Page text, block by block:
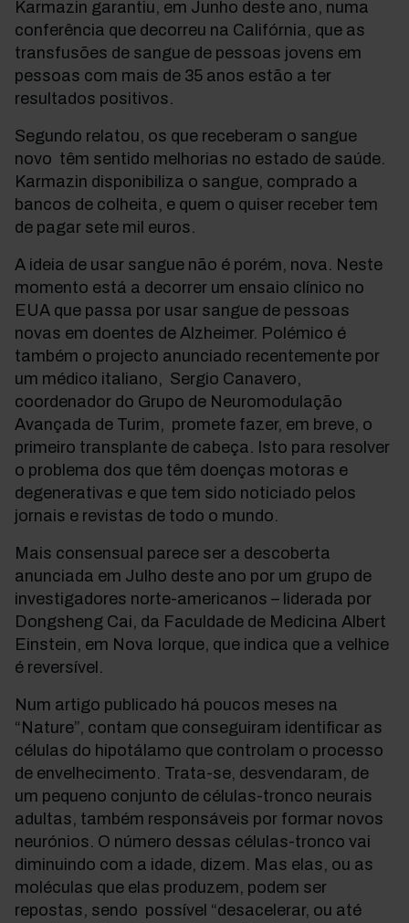
Karmazin garantiu, em Junho deste ano, numa
conferência que decorreu na Califórnia, que as
transfusões de sangue de pessoas jovens em
pessoas com mais de 35 anos estão a ter
resultados positivos.
Segundo relatou, os que receberam o sangue
novo têm sentido melhorias no estado de saúde.
Karmazin disponibiliza o sangue, comprado a
bancos de colheita, e quem o quiser receber tem
de pagar sete mil euros.
A ideia de usar sangue não é porém, nova. Neste
momento está a decorrer um ensaio clínico no
EUA que passa por usar sangue de pessoas
novas em doentes de Alzheimer. Polémico é
também o projecto anunciado recentemente por
um médico italiano, Sergio Canavero,
coordenador do Grupo de Neuromodulação
Avançada de Turim, promete fazer, em breve, o
primeiro transplante de cabeça. Isto para resolver
o problema dos que têm doenças motoras e
degenerativas e que tem sido noticiado pelos
jornais e revistas de todo o mundo.
Mais consensual parece ser a descoberta
anunciada em Julho deste ano por um grupo de
investigadores norte-americanos – liderada por
Dongsheng Cai, da Faculdade de Medicina Albert
Einstein, em Nova Iorque, que indica que a velhice
é reversível.
Num artigo publicado há poucos meses na
“Nature”, contam que conseguiram identificar as
células do hipotálamo que controlam o processo
de envelhecimento. Trata-se, desvendaram, de
um pequeno conjunto de células-tronco neurais
adultas, também responsáveis por formar novos
neurónios. O número dessas células-tronco vai
diminuindo com a idade, dizem. Mas elas, ou as
moléculas que elas produzem, podem ser
repostas, sendo possível “desacelerar, ou até